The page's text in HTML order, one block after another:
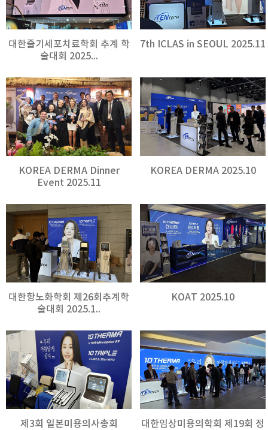
대한줄기세포치료학회 추계 학
술대회 2025...
7th ICLAS in SEOUL 2025.11
KOREA DERMA Dinner
Event 2025.11
KOREA DERMA 2025.10
대한항노화학회 제26회추계학
술대회 2025.1..
KOAT 2025.10
제3회 일본미용의사총회
대한임상미용의학회 제19회 정